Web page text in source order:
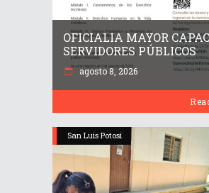
OFICIALIA MAYOR
SERVIDORES PÚBLICOS
agosto 8, 2026
San Luis Potosí